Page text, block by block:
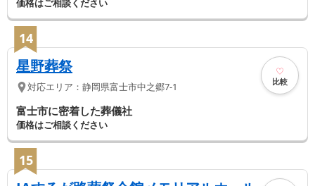
価格はご相談ください
14
星野葬祭
対応エリア： 静岡県富士市中之郷7-1 比較
富士市に密着した葬儀社
価格はご相談ください
15